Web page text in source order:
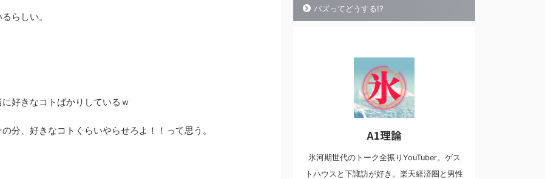
らしい。
好きなコトばかりしているｗ
分、好きなコトくらいやらせろよ！！って思う。
バズってどうする!?
A1理論
氷河期世代のトーク全振りYouTuber。ゲス
トハウスと下諏訪が好き。楽天経済圏と男性